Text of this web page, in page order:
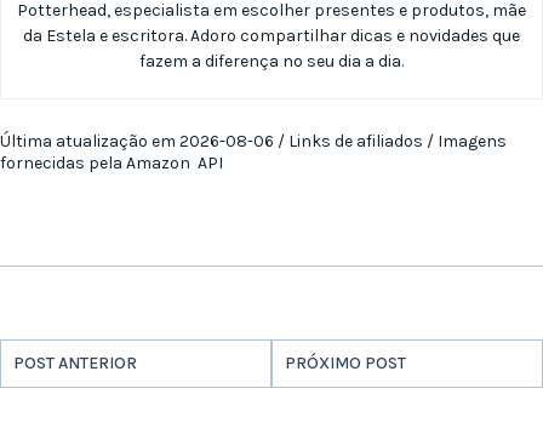
Potterhead, especialista em escolher presentes e produtos, mãe
da Estela e escritora. Adoro compartilhar dicas e novidades que
fazem a diferença no seu dia a dia.
Última atualização em 2026-08-06 / Links de afiliados / Imagens
fornecidas pela Amazon API
POST ANTERIOR PRÓXIMO POST